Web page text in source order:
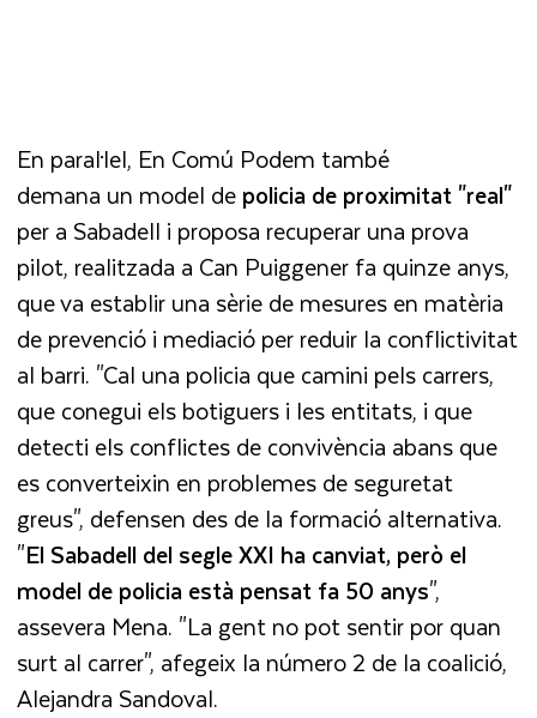
En paral·lel, En Comú Podem també
demana un model depolicia de proximitat "real"
per a Sabadell i proposa recuperar una prova
pilot, realitzada a Can Puiggener fa quinze anys,
que va establir una sèrie de mesures en matèria
de prevenció i mediació per reduir la conflictivitat
al barri. "Cal una policia que camini pels carrers,
que conegui els botiguers i les entitats, i que
detecti els conflictes de convivència abans que
es converteixin en problemes de seguretat
greus", defensen des de la formació alternativa.
"El Sabadell del segle XXI ha canviat, però el
model de policia està pensat fa 50 anys",
assevera Mena. "La gent no pot sentir por quan
surt al carrer", afegeix la número 2 de la coalició,
Alejandra Sandoval.